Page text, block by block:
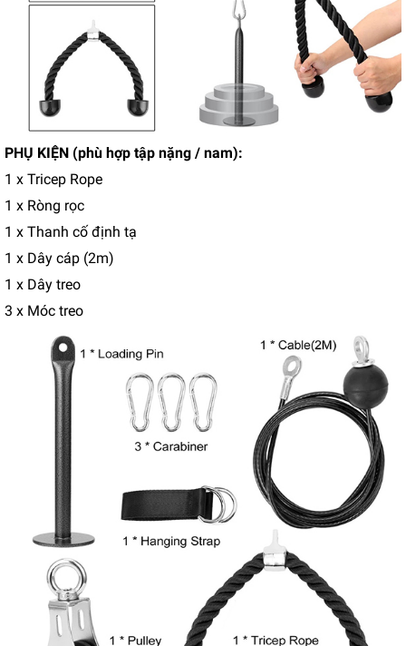
PHỤ KIỆN (phù hợp tập nặng / nam):
1 x Tricep Rope
1 x Ròng rọc
1 x Thanh cố định tạ
1 x Dây cáp (2m)
1 x Dây treo
3 x Móc treo